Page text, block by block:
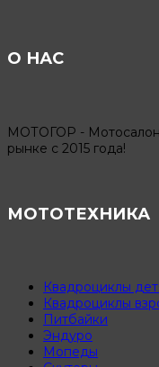
О НАС
МОТОГОР -
рынке с 2015 года!
МОТОТЕХНИКА
Квадроциклы
Квадроциклы
Питбайки
Эндуро
Мопеды